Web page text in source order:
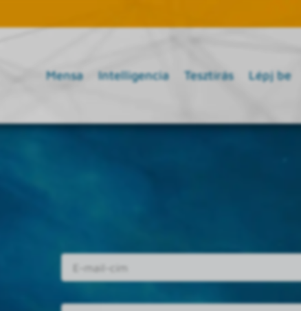
Mensa Intelligencia Tesztírás Lépj be